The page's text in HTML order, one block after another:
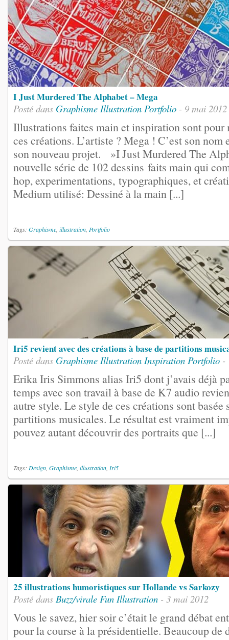
I Just Murdered The Alphabet – Mega
Posté dans Graphisme Illustration Portfolio - 9 mai 2012
Illustrations faites main et inspiration sont pour
ces créations. L’artiste ? Mega ! C’est son nom
son nouveau projet. »I Just Murdered The
nouvelle série de 102 dessins faits main qui
hop, experimentations, typographiques, et
Medium utilisé: Dessiné à la main [...]
Tags: Graphisme illustration Portfolio
Iri5 revient avec des créations à base de partitions
Posté dans Graphisme Illustration Inspiration Portfolio -
Erika Iris Simmons alias Iri5 dont j’avais déjà
temps avec son travail à base de K7 audio
autre style. Le style de ces créations sont basée
partitions musicales. Le résultat est vraiment
pouvez autant découvrir des portraits que [...]
Tags: Design Graphisme illustration Iri5
25 illustrations humoristiques sur Hollande vs Sarkozy
Posté dans Buzz/virale Fun Illustration - 3 mai 2012
Vous le savez, hier soir c’était le grand débat
pour la course à la présidentielle. Beaucoup de